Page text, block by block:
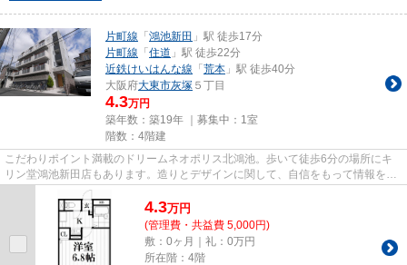
片町線 「 鴻池新田 」駅 徒歩17分
片町線 「 住道 」駅 徒歩22分
近鉄けいはんな線 「 荒本 」駅 徒歩40分
大阪府大東市灰塚 ５丁目
4.3万円
築年数：築19年 ｜募集中： 1室
階数：4階建
こだわりポイント満載のドリームネオポリス北鴻池。歩いて徒歩6分の場所にキ
リン堂鴻池新田店もあります。造りとデザインに関して、自信をもって情報を提
供できるマンションです。2駅...
4.3万円
(管理費・共益費 5,000円)
敷：0ヶ月｜礼：0万円
所在階：4階